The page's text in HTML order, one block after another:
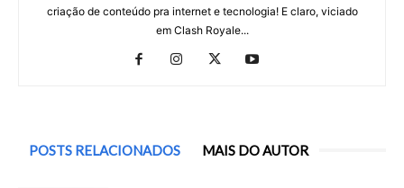
criação de conteúdo pra internet e tecnologia! E claro, viciado
em Clash Royale...
POSTS RELACIONADOS MAIS DO AUTOR